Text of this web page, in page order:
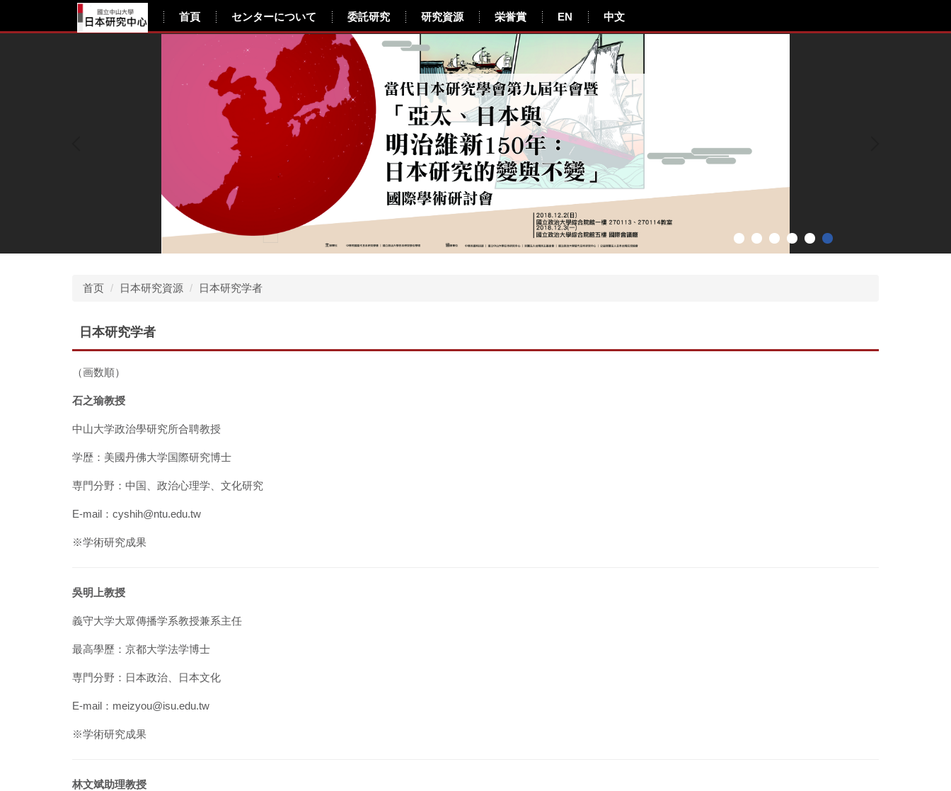
日本研究中心 首頁 センターについて 委託研究 研究資源 栄誉賞 EN 中文
首页 日本研究資源 日本研究学者
日本研究学者
（画数順）
石之瑜教授
中山大学政治學研究所合聘教授
学歴：美國丹佛大学国際研究博士
専門分野：中国、政治心理学、文化研究
E-mail：cyshih@ntu.edu.tw
※学術研究成果
吳明上教授
義守大学大眾傳播学系教授兼系主任
最高學歷：京都大学法学博士
専門分野：日本政治、日本文化
E-mail：meizyou@isu.edu.tw
※学術研究成果
林文斌助理教授